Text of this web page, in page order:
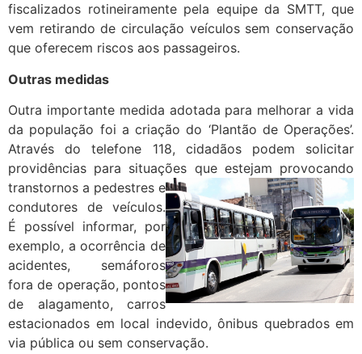
fiscalizados rotineiramente pela equipe da SMTT, que
vem retirando de circulação veículos sem conservação
que oferecem riscos aos passageiros.
Outras medidas
Outra importante medida adotada para melhorar a vida
da população foi a criação do ‘Plantão de Operações’.
Através do telefone 118, cidadãos podem solicitar
providências para situações que estejam provocando
transtornos a pedestres e
condutores de veículos.
É possível informar, por
exemplo, a ocorrência de
acidentes, semáforos
fora de operação, pontos
de alagamento, carros
estacionados em local indevido, ônibus quebrados em
via pública ou sem conservação.